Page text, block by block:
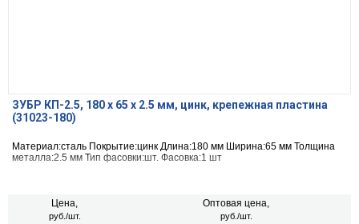
ЗУБР КП-2.5, 180 x 65 x 2.5 мм, цинк, крепежная пластина
(31023-180)
Материал:сталь Покрытие:цинк Длина:180 мм Ширина:65 мм Толщина
металла:2.5 мм Тип фасовки:шт. Фасовка:1 шт
Цена,
руб./шт.
Оптовая цена,
руб./шт.